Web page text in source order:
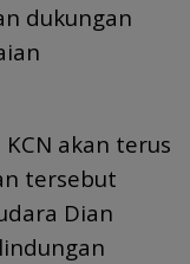
dukungan
KCN akan terus
tersebut
Dian